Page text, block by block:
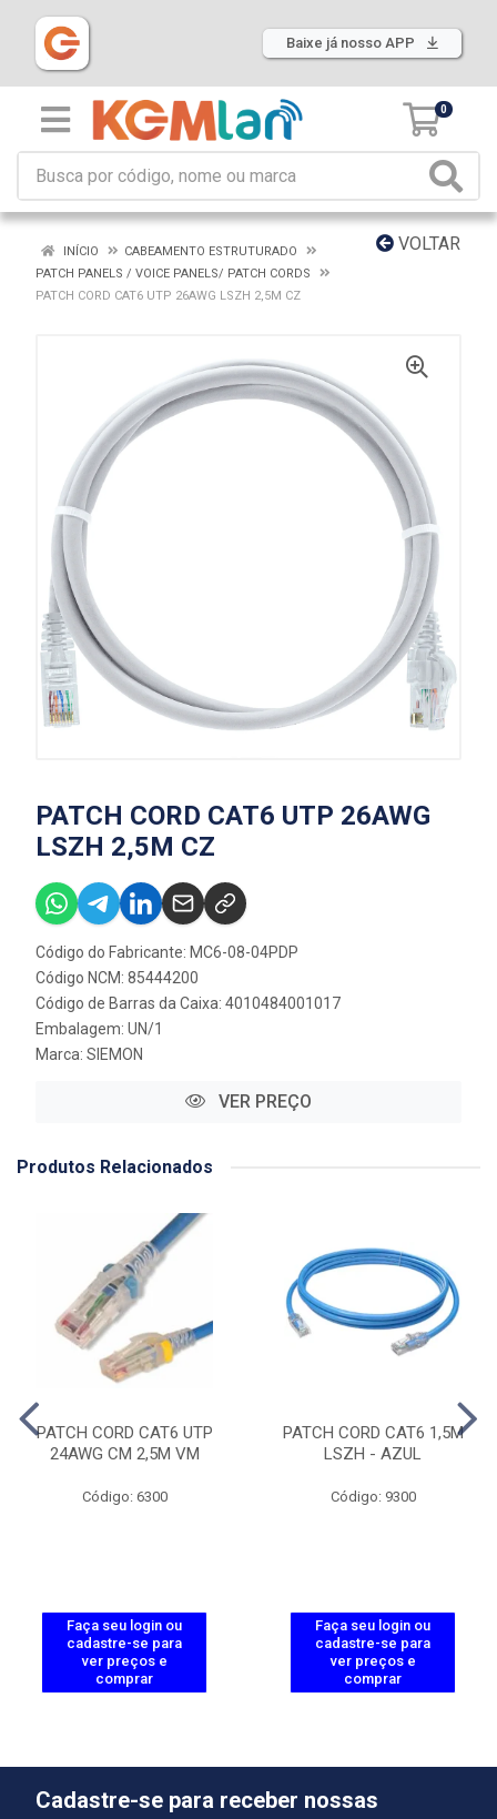
Baixe já nosso APP
0
VOLTAR
INÍCIO
CABEAMENTO ESTRUTURADO
PATCH PANELS / VOICE PANELS/ PATCH CORDS
PATCH CORD CAT6 UTP 26AWG LSZH 2,5M CZ
PATCH CORD CAT6 UTP 26AWG
LSZH 2,5M CZ
Código do Fabricante: MC6-08-04PDP
Código NCM: 85444200
Código de Barras da Caixa: 4010484001017
Embalagem: UN/1
Marca: SIEMON
VER PREÇO
Produtos Relacionados
PATCH CORD CAT6 UTP
24AWG CM 2,5M VM
Código: 6300
Faça seu login ou
cadastre-se para
ver preços e
comprar
PATCH CORD CAT6 1,5M
LSZH - AZUL
Código: 9300
Faça seu login ou
cadastre-se para
ver preços e
comprar
Cadastre-se para receber nossas